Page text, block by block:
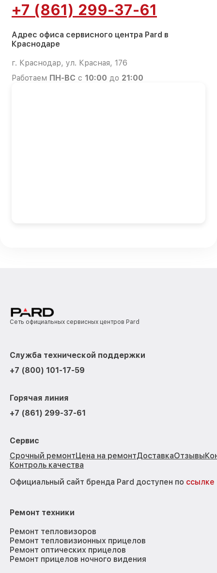
+7 (861) 299-37-61
Адрес офиса сервисного центра Pard в
Краснодаре
г. Краснодар, ул. Красная, 176
Работаем ПН-ВС с 10:00 до 21:00
Сеть официальных сервисных центров Pard
Служба технической поддержки
+7 (800) 101-17-59
Горячая линия
+7 (861) 299-37-61
Сервис
Срочный ремонтЦена на ремонтДоставкаОтзывы
Контроль качества
Официальный сайт бренда Pard доступен по ссылке
Ремонт техники
Ремонт тепловизоров
Ремонт тепловизионных прицелов
Ремонт оптических прицелов
Ремонт прицелов ночного видения